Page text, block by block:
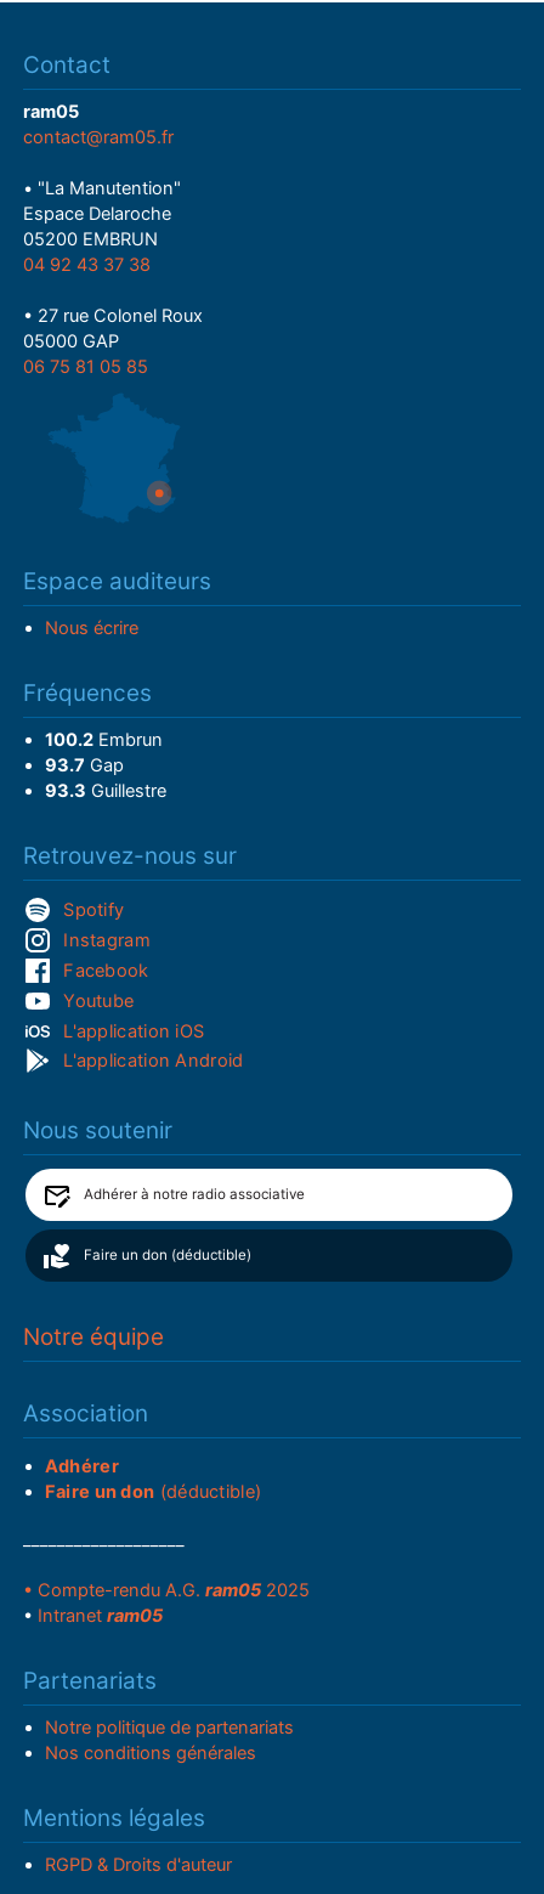
Contact
ram05
contact@ram05.fr
• "La Manutention"
Espace Delaroche
05200 EMBRUN
04 92 43 37 38
• 27 rue Colonel Roux
05000 GAP
06 75 81 05 85
Espace auditeurs
Nous écrire
Fréquences
100.2Embrun
93.7 Gap
93.3 Guillestre
Retrouvez-nous sur
Spotify
Instagram
Facebook
Youtube
L'application iOS
L'application Android
Nous soutenir
Adhérer à notre radio associative
Faire un don (déductible)
Notre équipe
Association
Adhérer
Faire un don (déductible)
• Compte-rendu A.G.ram05 2025
• Intranetram05
Partenariats
Notre politique de partenariats
Nos conditions générales
Mentions légales
RGPD & Droits d'auteur